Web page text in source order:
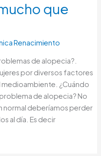
que
Renacimiento
de alopecia?.
por diversos factores
medioambiente. ¿Cuándo
de alopecia? No
normal deberíamos perder
al día. Es decir